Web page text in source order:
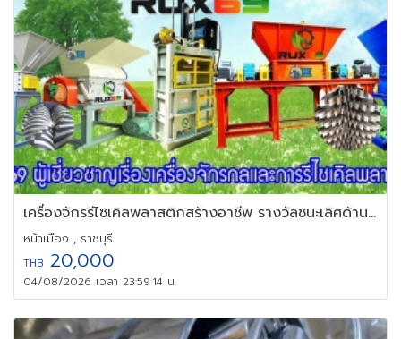
เครื่องจักรรีไซเคิลพลาสติกสร้างอาชีพ รางวัลชนะเลิศด้านเครื่องจักร
หน้าเมือง , ราชบุรี
THB 20,000
04/08/2026 เวลา 23:59:14 น.